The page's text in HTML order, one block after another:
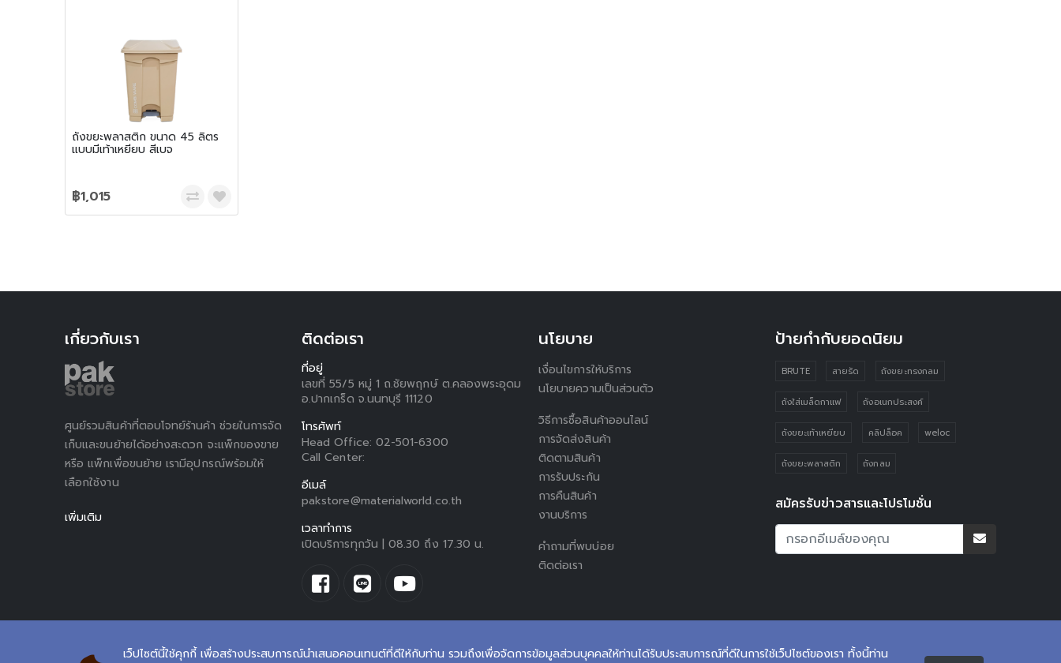
ถังขยะพลาสติก ขนาด 45 ลิตร
แบบมีเท้าเหยียบ สีเบจ
฿1,015
เว็ปไซต์นี้ใช้คุกกี้ เพื่อสร้างประสบการณ์นำเสนอคอนเทนต์ที่ดีให้กับท่าน รวมถึงเพื่อจัดการข้อมูลส่วนบุคคลให้ท่านได้รับประสบการณ์ที่ดีในการใช้เว็ปไซต์ของเรา ทั้งนี้ท่าน
เกี่ยวกับเรา
ศูนย์รวมสินค้าที่ตอบโจทย์ร้านค้า ช่วยในการจัด
เก็บและขนย้ายได้อย่างสะดวก จะแพ็กของขาย
หรือ แพ็กเพื่อขนย้าย เรามีอุปกรณ์พร้อมให้
เลือกใช้งาน
เพิ่มเติม
ติดต่อเรา
ที่อยู่
เลขที่ 55/5 หมู่ 1 ถ.ชัยพฤกษ์ ต.คลองพระอุดม
อ.ปากเกร็ด จ.นนทบุรี 11120
โทรศัพท์
Head Office: 02-501-6300
Call Center:
อีเมล์
pakstore@materialworld.co.th
เวลาทำการ
เปิดบริการทุกวัน | 08.30 ถึง 17.30 น.
นโยบาย
เงื่อนไขการให้บริการ
นโยบายความเป็นส่วนตัว
วิธีการซื้อสินค้าออนไลน์
การจัดส่งสินค้า
ติดตามสินค้า
การรับประกัน
การคืนสินค้า
งานบริการ
คำถามที่พบบ่อย
ติดต่อเรา
ป้ายกำกับยอดนิยม
BRUTE สายรัด ถังขยะทรงกลม
ถังใส่เมล็ดกาแฟ ถังอเนกประสงค์
ถังขยะเท้าเหยียบ คลิปล็อค weloc
ถังขยะพลาสติก ถังกลม
สมัครรับข่าวสารและโปรโมชั่น